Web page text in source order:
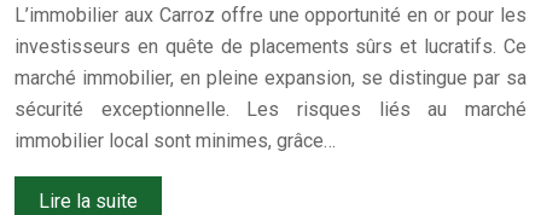
L’immobilier aux Carroz offre une opportunité en or pour les
investisseurs en quête de placements sûrs et lucratifs. Ce
marché immobilier, en pleine expansion, se distingue par sa
sécurité exceptionnelle. Les risques liés au marché
immobilier local sont minimes, grâce…
Lire la suite